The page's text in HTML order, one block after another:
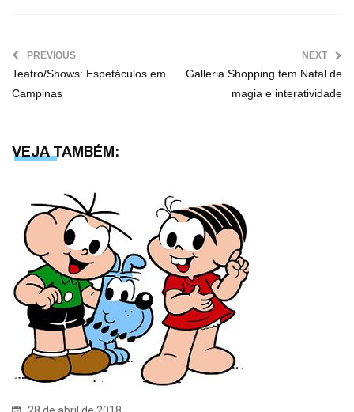
PREVIOUS
Teatro/Shows: Espetáculos em
Campinas
NEXT
Galleria Shopping tem Natal de
magia e interatividade
VEJA TAMBÉM: